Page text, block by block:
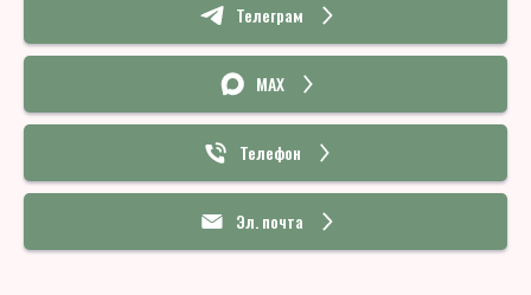
Телеграм
MAX
Телефон
Эл. почта